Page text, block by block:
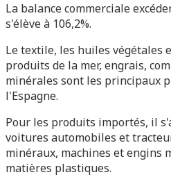
La balance commerciale
s'élève à 106,2%.
Le textile, les huiles végétales
produits de la mer, engrais,
minérales sont les principaux
l'Espagne.
Pour les produits importés, il
voitures automobiles et
minéraux, machines et engins
matières plastiques.